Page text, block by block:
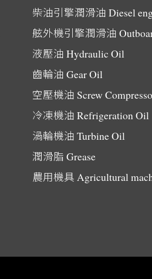
柴油引擎潤滑油 Diesel
舷外機引擎潤滑油
液壓油 Hydraulic Oil
齒輪油 Gear Oil
空壓機油 Screw
冷凍機油 Refrigeration Oil
渦輪機油 Turbine Oil
潤滑脂 Grease
農用機具 Agricultural